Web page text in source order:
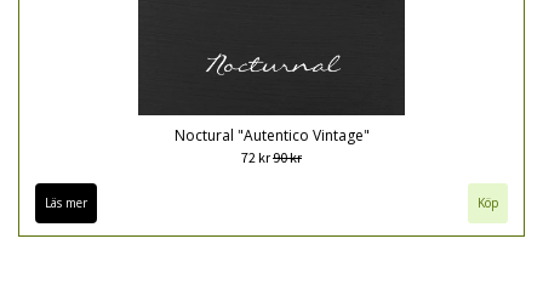
Noctural "Autentico Vintage"
72 kr90 kr
Läs mer Köp